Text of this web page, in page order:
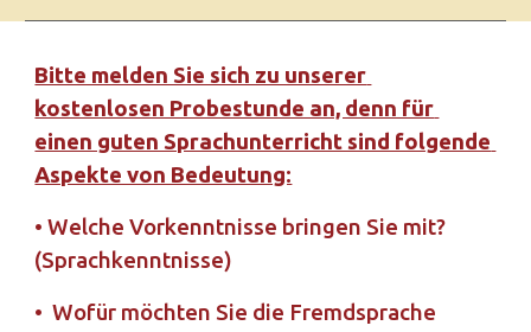
Bitte melden Sie sich zu unserer
kostenlosen Probestunde an, denn für
einen guten Sprachunterricht sind folgende
Aspekte von Bedeutung:
• Welche Vorkenntnisse bringen Sie mit?
(Sprachkenntnisse)
•  Wofür möchten Sie die Fremdsprache